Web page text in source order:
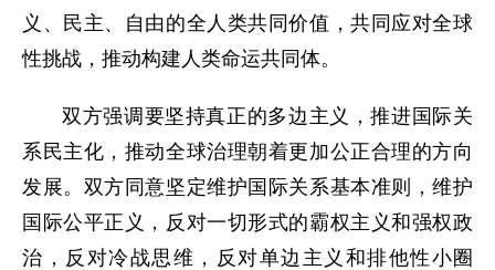
义、民主、自由的全人类共同价值，共同应对全球
性挑战，推动构建人类命运共同体。
双方强调要坚持真正的多边主义，推进国际关
系民主化，推动全球治理朝着更加公正合理的方向
发展。双方同意坚定维护国际关系基本准则，维护
国际公平正义，反对一切形式的霸权主义和强权政
治，反对冷战思维，反对单边主义和排他性小圈